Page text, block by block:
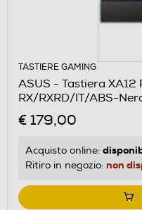
TASTIERE GAMING
ASUS - Tastiera XA12
RX/RXRD/IT/ABS-
€ 179,00
Acquisto online:
Ritiro in negozio: non